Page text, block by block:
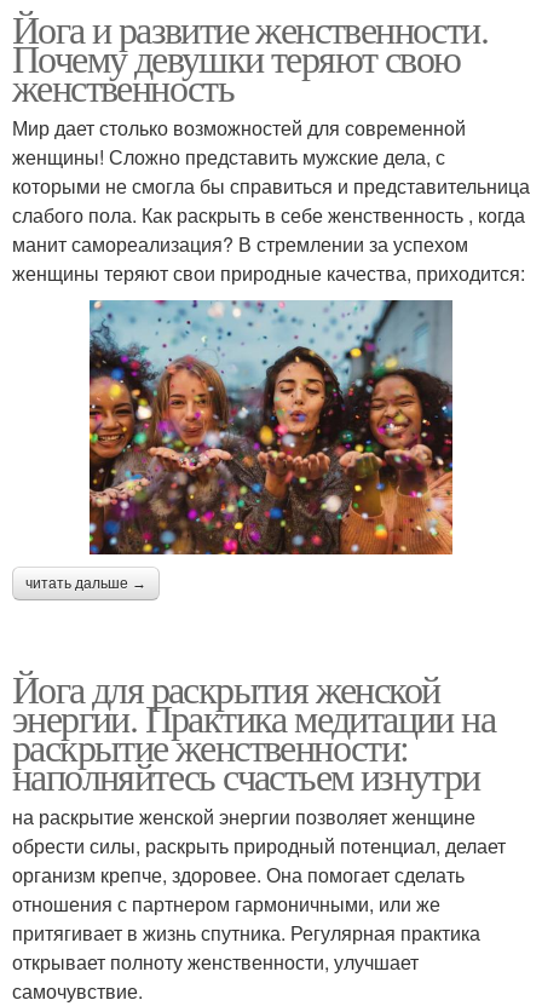
Йога и развитие женственности.
Почему девушки теряют свою
женственность
Мир дает столько возможностей для современной
женщины! Сложно представить мужские дела, с
которыми не смогла бы справиться и представительница
слабого пола. Как раскрыть в себе женственность , когда
манит самореализация? В стремлении за успехом
женщины теряют свои природные качества, приходится:
читать дальше →
Йога для раскрытия женской
энергии. Практика медитации на
раскрытие женственности:
наполняйтесь счастьем изнутри
на раскрытие женской энергии позволяет женщине
обрести силы, раскрыть природный потенциал, делает
организм крепче, здоровее. Она помогает сделать
отношения с партнером гармоничными, или же
притягивает в жизнь спутника. Регулярная практика
открывает полноту женственности, улучшает
самочувствие.